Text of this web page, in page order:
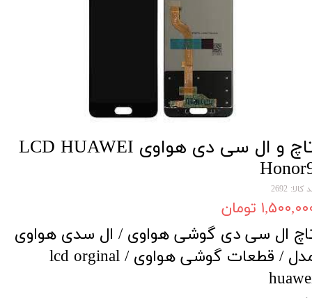
تاچ و ال سی دی هواوی LCD HUAWEI
کالا: 2692
تومان
ال سی دی گوشی هواوی / ال سدی هواوی
مدل / قطعات گوشی هواوی / lcd orginal